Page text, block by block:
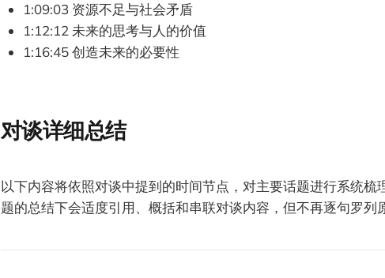
1:09:03 资源不足与社会矛盾
1:12:12 未来的思考与人的价值
1:16:45 创造未来的必要性
对谈详细总结
以下内容将依照对谈中提到的时间节点，对主要话题进行系统梳
题的总结下会适度引用、概括和串联对谈内容，但不再逐句罗列